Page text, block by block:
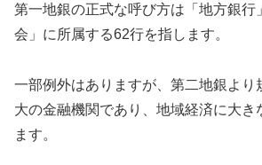
第一地銀の正式な呼び方は「地方銀行
会」に所属する62行を指します。
一部例外はありますが、第二地銀より
大の金融機関であり、地域経済に大き
ます。